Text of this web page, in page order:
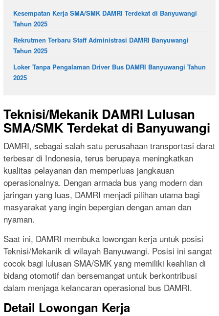
Kesempatan Kerja SMA/SMK DAMRI Terdekat di Banyuwangi
Tahun 2025
Rekrutmen Terbaru Staff Administrasi DAMRI Banyuwangi
Tahun 2025
Loker Tanpa Pengalaman Driver Bus DAMRI Banyuwangi Tahun
2025
Teknisi/Mekanik DAMRI Lulusan
SMA/SMK Terdekat di Banyuwangi
DAMRI, sebagai salah satu perusahaan transportasi darat
terbesar di Indonesia, terus berupaya meningkatkan
kualitas pelayanan dan memperluas jangkauan
operasionalnya. Dengan armada bus yang modern dan
jaringan yang luas, DAMRI menjadi pilihan utama bagi
masyarakat yang ingin bepergian dengan aman dan
nyaman.
Saat ini, DAMRI membuka lowongan kerja untuk posisi
Teknisi/Mekanik di wilayah Banyuwangi. Posisi ini sangat
cocok bagi lulusan SMA/SMK yang memiliki keahlian di
bidang otomotif dan bersemangat untuk berkontribusi
dalam menjaga kelancaran operasional bus DAMRI.
Detail Lowongan Kerja